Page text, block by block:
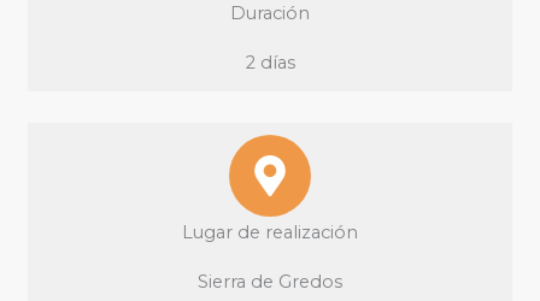
Duración
2 días
Lugar de realización
Sierra de Gredos